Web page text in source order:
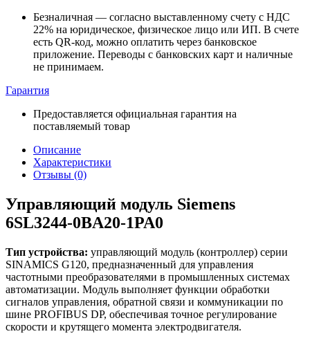
Безналичная — согласно выставленному счету c НДС
22% на юридическое, физическое лицо или ИП. В счете
есть QR-код, можно оплатить через банковское
приложение. Переводы с банковских карт и наличные
не принимаем.
Гарантия
Предоставляется официальная гарантия на
поставляемый товар
Описание
Характеристики
Отзывы (0)
Управляющий модуль Siemens
6SL3244-0BA20-1PA0
Тип устройства: управляющий модуль (контроллер) серии
SINAMICS G120, предназначенный для управления
частотными преобразователями в промышленных системах
автоматизации. Модуль выполняет функции обработки
сигналов управления, обратной связи и коммуникации по
шине PROFIBUS DP, обеспечивая точное регулирование
скорости и крутящего момента электродвигателя.